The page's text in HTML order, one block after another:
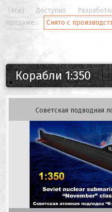
(все) Доступно
продаже
Снято с
Корабли 1:350
Советская подводная